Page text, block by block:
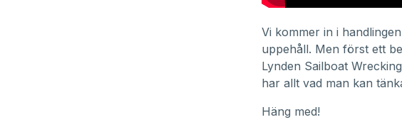
Vi kommer in i
uppehåll. Men först ett
Lynden Sailboat
har allt vad man kan
Häng med!